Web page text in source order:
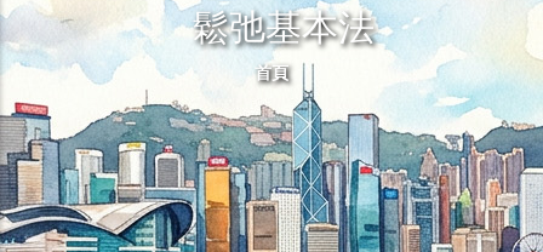
鬆弛基本法
導航連結
首頁